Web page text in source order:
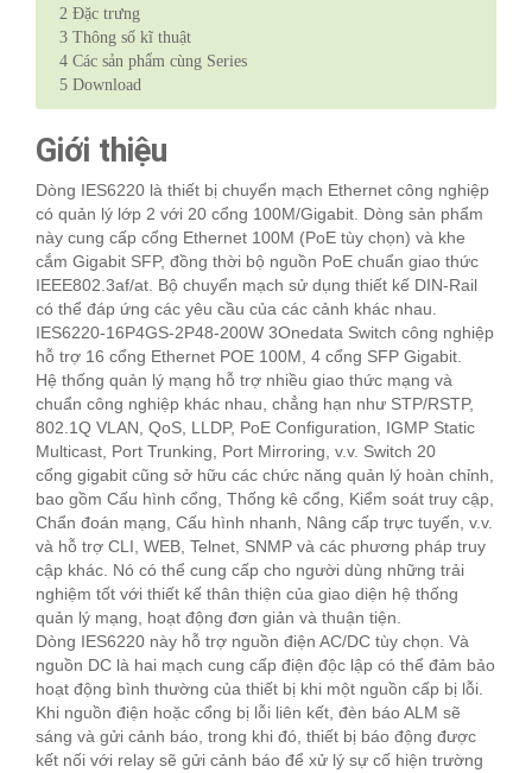
2 Đặc trưng
3 Thông số kĩ thuật
4 Các sản phẩm cùng Series
5 Download
Giới thiệu
Dòng IES6220 là thiết bị chuyển mạch Ethernet công nghiệp
có quản lý lớp 2 với 20 cổng 100M/Gigabit. Dòng sản phẩm
này cung cấp cổng Ethernet 100M (PoE tùy chọn) và khe
cắm Gigabit SFP, đồng thời bộ nguồn PoE chuẩn giao thức
IEEE802.3af/at. Bộ chuyển mạch sử dụng thiết kế DIN-Rail
có thể đáp ứng các yêu cầu của các cảnh khác nhau.
IES6220-16P4GS-2P48-200W 3Onedata Switch công nghiệp
hỗ trợ 16 cổng Ethernet POE 100M, 4 cổng SFP Gigabit.
Hệ thống quản lý mạng hỗ trợ nhiều giao thức mạng và
chuẩn công nghiệp khác nhau, chẳng hạn như STP/RSTP,
802.1Q VLAN, QoS, LLDP, PoE Configuration, IGMP Static
Multicast, Port Trunking, Port Mirroring, v.v. Switch 20
cổng gigabit cũng sở hữu các chức năng quản lý hoàn chỉnh,
bao gồm Cấu hình cổng, Thống kê cổng, Kiểm soát truy cập,
Chẩn đoán mạng, Cấu hình nhanh, Nâng cấp trực tuyến, v.v.
và hỗ trợ CLI, WEB, Telnet, SNMP và các phương pháp truy
cập khác. Nó có thể cung cấp cho người dùng những trải
nghiệm tốt với thiết kế thân thiện của giao diện hệ thống
quản lý mạng, hoạt động đơn giản và thuận tiện.
Dòng IES6220 này hỗ trợ nguồn điện AC/DC tùy chọn. Và
nguồn DC là hai mạch cung cấp điện độc lập có thể đảm bảo
hoạt động bình thường của thiết bị khi một nguồn cấp bị lỗi.
Khi nguồn điện hoặc cổng bị lỗi liên kết, đèn báo ALM sẽ
sáng và gửi cảnh báo, trong khi đó, thiết bị báo động được
kết nối với relay sẽ gửi cảnh báo để xử lý sự cố hiện trường